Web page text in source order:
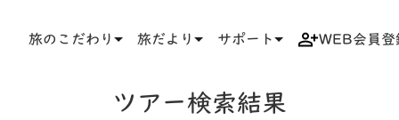
旅のこだわり 旅だより サポート WEB会員登
ツアー検索結果